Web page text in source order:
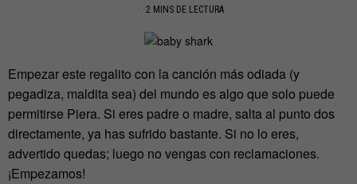
2 MINS DE LECTURA
Empezar este regalito con la canción más odiada (y
pegadiza, maldita sea) del mundo es algo que solo puede
permitirse Piera. Si eres padre o madre, salta al punto dos
directamente, ya has sufrido bastante. Si no lo eres,
advertido quedas; luego no vengas con reclamaciones.
¡Empezamos!